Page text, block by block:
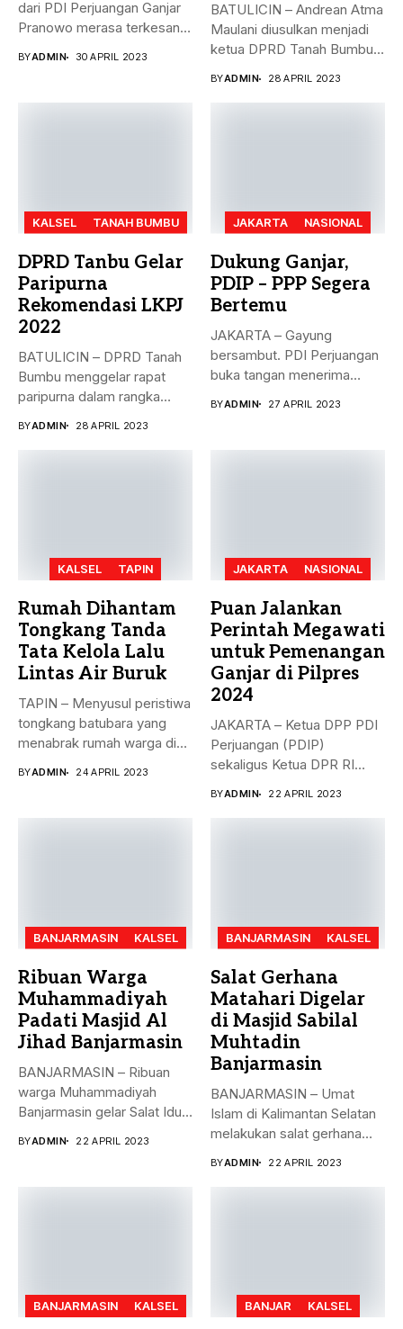
dari PDI Perjuangan Ganjar
Pranowo merasa terkesan
BYADMIN 30 APRIL 2023
BATULICIN – Andrean Atma
Maulani diusulkan menjadi
ketua DPRD Tanah Bumbu,
BYADMIN 28 APRIL 2023
KALSEL TANAH BUMBU
DPRD Tanbu Gelar
Paripurna
Rekomendasi LKPJ
2022
BATULICIN – DPRD Tanah
Bumbu menggelar rapat
paripurna dalam rangka
BYADMIN 28 APRIL 2023
JAKARTA NASIONAL
Dukung Ganjar,
PDIP – PPP Segera
Bertemu
JAKARTA – Gayung
bersambut. PDI Perjuangan
buka tangan menerima
BYADMIN 27 APRIL 2023
KALSEL TAPIN
Rumah Dihantam
Tongkang Tanda
Tata Kelola Lalu
Lintas Air Buruk
TAPIN – Menyusul peristiwa
tongkang batubara yang
menabrak rumah warga di
BYADMIN 24 APRIL 2023
JAKARTA NASIONAL
Puan Jalankan
Perintah Megawati
untuk Pemenangan
Ganjar di Pilpres
2024
JAKARTA – Ketua DPP PDI
Perjuangan (PDIP)
sekaligus Ketua DPR RI
BYADMIN 22 APRIL 2023
BANJARMASIN KALSEL
Ribuan Warga
Muhammadiyah
Padati Masjid Al
Jihad Banjarmasin
BANJARMASIN – Ribuan
warga Muhammadiyah
Banjarmasin gelar Salat Idul
BYADMIN 22 APRIL 2023
BANJARMASIN KALSEL
Salat Gerhana
Matahari Digelar
di Masjid Sabilal
Muhtadin
Banjarmasin
BANJARMASIN – Umat
Islam di Kalimantan Selatan
melakukan salat gerhana
BYADMIN 22 APRIL 2023
BANJARMASIN KALSEL BANJAR KALSEL